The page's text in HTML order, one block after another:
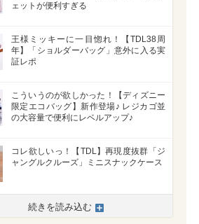
ェットが便利すぎる
王様ミッキーに一目惚れ！【TDL38周
年】「ショルダーバッグ」意外に入る実
証レポ
こういうのが欲しかった！【ディズニー
限定エコバッグ】新作登場♪ レジカゴ並
の大容量で便利にレベルアップ♪
コレ欲しいっ！【TDL】再現度抜群「ジ
ャングルクルーズ」ミニスナックケース
続きを読み込む